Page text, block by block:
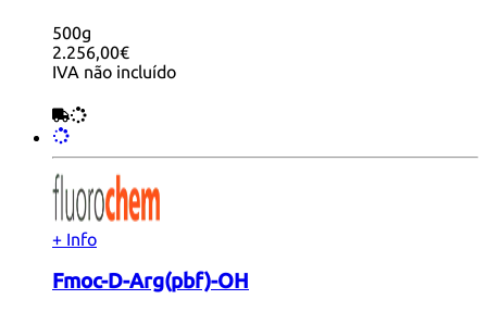
500g
2.256,00€
IVA não incluído
+ Info
Fmoc-D-Arg(pbf)-OH